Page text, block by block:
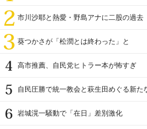
市川沙耶と熱愛・野島アナに二股の過去
葵つかさが「松潤とは終わった」と
高市推薦、自民党ヒトラー本が怖すぎ
自民圧勝で統一教会と萩生田めぐる新た
岩城滉一騒動で「在日」差別激化